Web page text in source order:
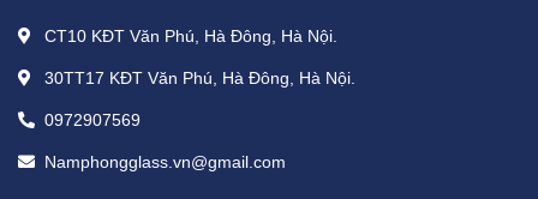
CT10 KĐT Văn Phú, Hà Đông, Hà Nội.
30TT17 KĐT Văn Phú, Hà Đông, Hà Nội.
0972907569
Namphongglass.vn@gmail.com